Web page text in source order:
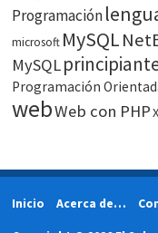
Programación
microsoft MySQL
MySQL
Programación
webWeb con PHP
Inicio Acerca de…